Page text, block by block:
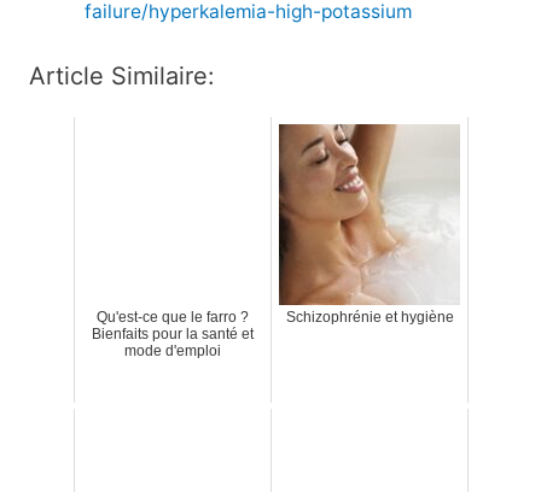
failure/hyperkalemia-high-potassium
Article Similaire:
Qu'est-ce que le farro ?
Bienfaits pour la santé et
mode d'emploi
Schizophrénie et hygiène